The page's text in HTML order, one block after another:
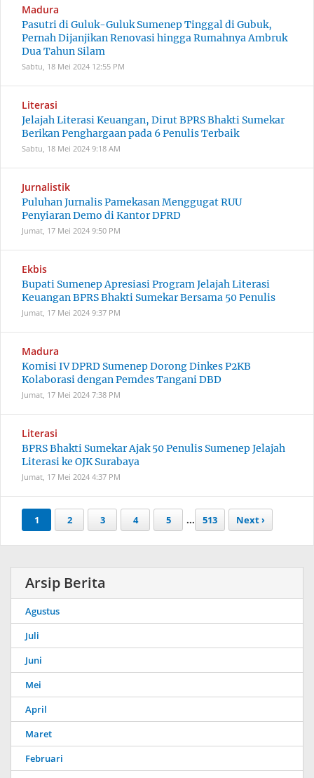
Madura
Pasutri di Guluk-Guluk Sumenep Tinggal di Gubuk,
Pernah Dijanjikan Renovasi hingga Rumahnya Ambruk
Dua Tahun Silam
Sabtu, 18 Mei 2024 12:55 PM
Literasi
Jelajah Literasi Keuangan, Dirut BPRS Bhakti Sumekar
Berikan Penghargaan pada 6 Penulis Terbaik
Sabtu, 18 Mei 2024 9:18 AM
Jurnalistik
Puluhan Jurnalis Pamekasan Menggugat RUU
Penyiaran Demo di Kantor DPRD
Jumat, 17 Mei 2024 9:50 PM
Ekbis
Bupati Sumenep Apresiasi Program Jelajah Literasi
Keuangan BPRS Bhakti Sumekar Bersama 50 Penulis
Jumat, 17 Mei 2024 9:37 PM
Madura
Komisi IV DPRD Sumenep Dorong Dinkes P2KB
Kolaborasi dengan Pemdes Tangani DBD
Jumat, 17 Mei 2024 7:38 PM
Literasi
BPRS Bhakti Sumekar Ajak 50 Penulis Sumenep Jelajah
Literasi ke OJK Surabaya
Jumat, 17 Mei 2024 4:37 PM
1 2 3 4 5 ... 513 Next ›
Arsip Berita
Agustus
Juli
Juni
Mei
April
Maret
Februari